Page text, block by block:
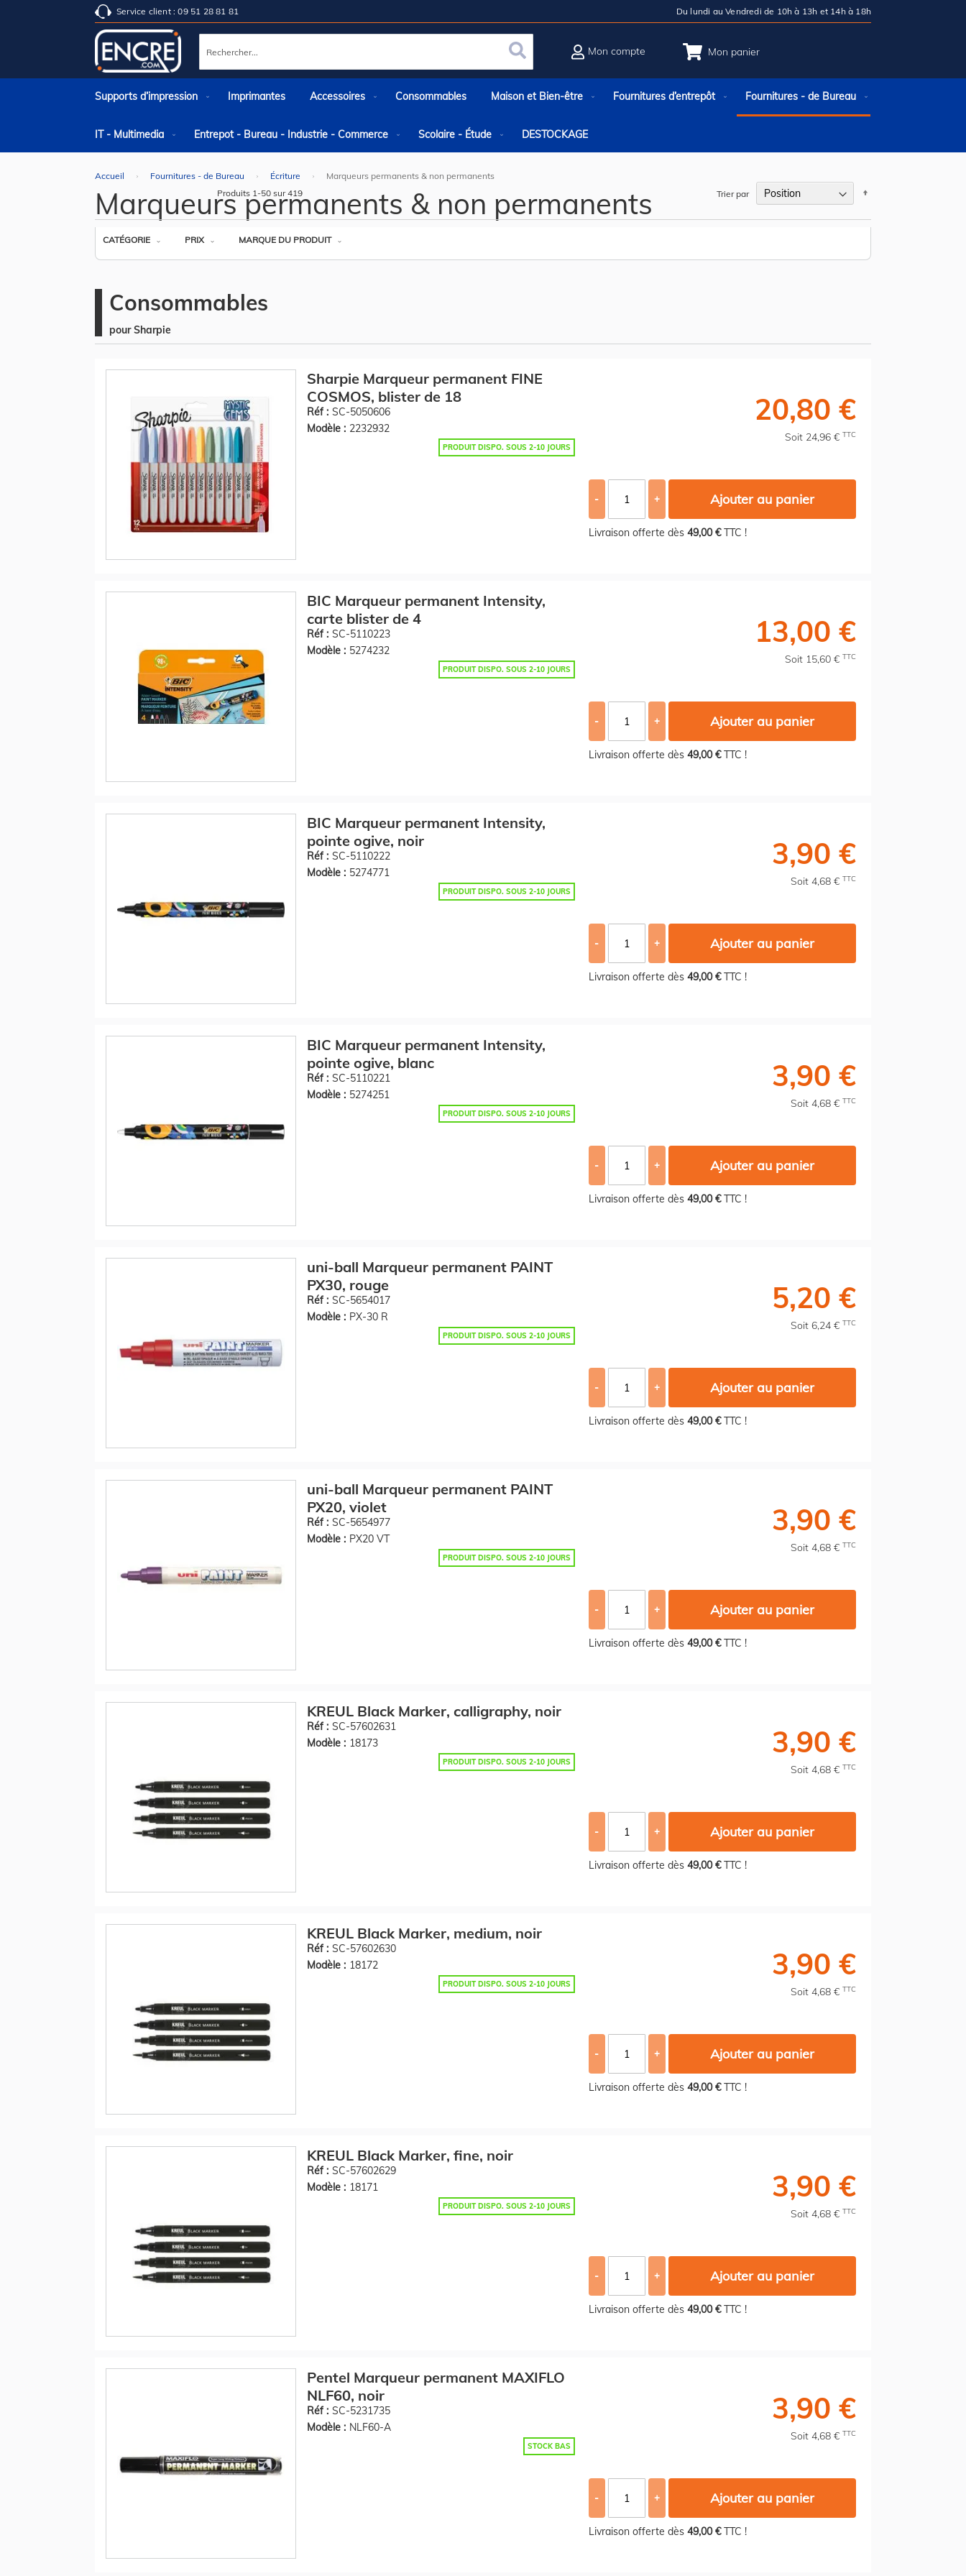
Service client : 09 51 28 81 81 Du lundi au Vendredi de 10h à 13h et 14h à 18h
Mon panier
Rechercher Rechercher
Mon compte
Supports d’impression Imprimantes Accessoires Consommables Maison et Bien-être Fournitures d’entrepôt Fournitures - de Bureau
IT - Multimedia Entrepot - Bureau - Industrie - Commerce Scolaire - Étude DESTOCKAGE
Accueil Fournitures - de Bureau Écriture Marqueurs permanents & non permanents
Marqueurs permanents & non permanents
CATÉGORIE PRIX MARQUE DU PRODUIT
Produits 1-50 sur419 Trier par
Consommables
pour Sharpie
Sharpie Marqueur permanent FINE
COSMOS, blister de 18
Réf : SC-5050606
Modèle : 2232932
PRODUIT DISPO. SOUS 2-10 JOURS
20,80 €
Soit 24,96 € TTC
- + Ajouter au panier
Livraison offerte dès 49,00 €TTC !
BIC Marqueur permanent Intensity,
carte blister de 4
Réf : SC-5110223
Modèle : 5274232
PRODUIT DISPO. SOUS 2-10 JOURS
13,00 €
Soit 15,60 € TTC
- + Ajouter au panier
Livraison offerte dès 49,00 €TTC !
BIC Marqueur permanent Intensity,
pointe ogive, noir
Réf : SC-5110222
Modèle : 5274771
PRODUIT DISPO. SOUS 2-10 JOURS
3,90 €
Soit 4,68 € TTC
- + Ajouter au panier
Livraison offerte dès 49,00 €TTC !
BIC Marqueur permanent Intensity,
pointe ogive, blanc
Réf : SC-5110221
Modèle : 5274251
PRODUIT DISPO. SOUS 2-10 JOURS
3,90 €
Soit 4,68 € TTC
- + Ajouter au panier
Livraison offerte dès 49,00 €TTC !
uni-ball Marqueur permanent PAINT
PX30, rouge
Réf : SC-5654017
Modèle : PX-30 R
PRODUIT DISPO. SOUS 2-10 JOURS
5,20 €
Soit 6,24 € TTC
- + Ajouter au panier
Livraison offerte dès 49,00 €TTC !
uni-ball Marqueur permanent PAINT
PX20, violet
Réf : SC-5654977
Modèle : PX20 VT
PRODUIT DISPO. SOUS 2-10 JOURS
3,90 €
Soit 4,68 € TTC
- + Ajouter au panier
Livraison offerte dès 49,00 €TTC !
KREUL Black Marker, calligraphy, noir
Réf : SC-57602631
Modèle : 18173
PRODUIT DISPO. SOUS 2-10 JOURS
3,90 €
Soit 4,68 € TTC
- + Ajouter au panier
Livraison offerte dès 49,00 €TTC !
KREUL Black Marker, medium, noir
Réf : SC-57602630
Modèle : 18172
PRODUIT DISPO. SOUS 2-10 JOURS
3,90 €
Soit 4,68 € TTC
- + Ajouter au panier
Livraison offerte dès 49,00 €TTC !
KREUL Black Marker, fine, noir
Réf : SC-57602629
Modèle : 18171
PRODUIT DISPO. SOUS 2-10 JOURS
3,90 €
Soit 4,68 € TTC
- + Ajouter au panier
Livraison offerte dès 49,00 €TTC !
Pentel Marqueur permanent MAXIFLO
NLF60, noir
Réf : SC-5231735
Modèle : NLF60-A
STOCK BAS
3,90 €
Soit 4,68 € TTC
- + Ajouter au panier
Livraison offerte dès 49,00 €TTC !